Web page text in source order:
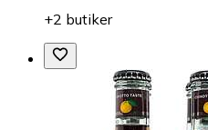
+2 butiker